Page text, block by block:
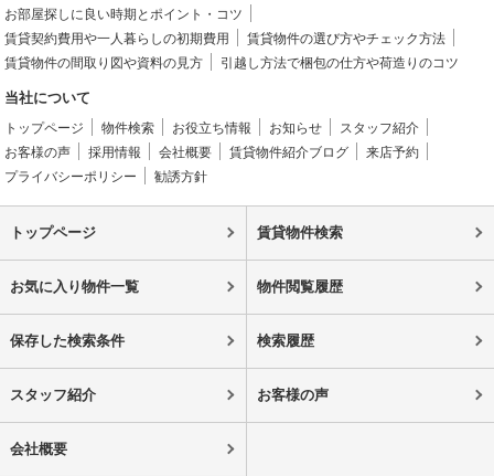
お部屋探しに良い時期とポイント・コツ
賃貸契約費用や一人暮らしの初期費用
賃貸物件の選び方やチェック方法
賃貸物件の間取り図や資料の見方
引越し方法で梱包の仕方や荷造りのコツ
当社について
トップページ 物件検索 お役立ち情報 お知らせ
スタッフ紹介
お客様の声
採用情報 会社概要 賃貸物件紹介ブログ
来店予約
プライバシーポリシー
勧誘方針
トップページ 賃貸物件検索
お気に入り物件一覧 物件閲覧履歴
保存した検索条件 検索履歴
スタッフ紹介 お客様の声
会社概要